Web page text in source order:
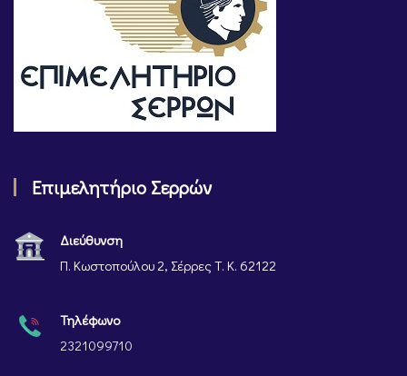
Επιμελητήριο Σερρών
Διεύθυνση
Π. Κωστοπούλου 2, Σέρρες Τ. Κ. 62122
Τηλέφωνο
2321099710